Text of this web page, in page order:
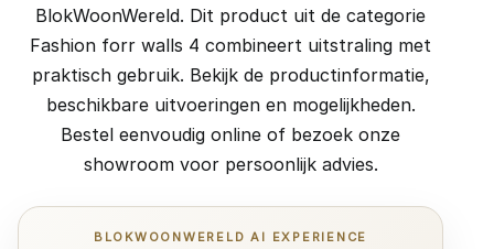
BlokWoonWereld. Dit product uit de categorie
Fashion forr walls 4 combineert uitstraling met
praktisch gebruik. Bekijk de productinformatie,
beschikbare uitvoeringen en mogelijkheden.
Bestel eenvoudig online of bezoek onze
showroom voor persoonlijk advies.
BLOKWOONWERELD AI EXPERIENCE